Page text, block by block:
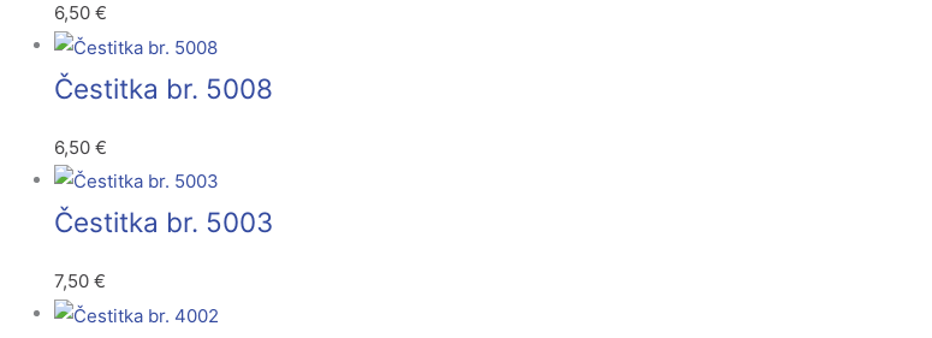
6,50 €
Čestitka br. 5008
6,50 €
Čestitka br. 5003
7,50 €